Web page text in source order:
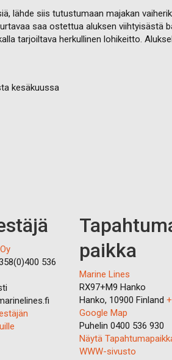
lähde siis tutustumaan majakan
saa ostettua aluksen viihtyisästä
tarjoiltava herkullinen lohikeitto.
kesäkuussa
536
paikka
Marine Lines
RX97+M9 Hanko
Hanko, 10900 Finland +
Google Map
Puhelin 0400 536 930
Näytä
WWW-sivusto